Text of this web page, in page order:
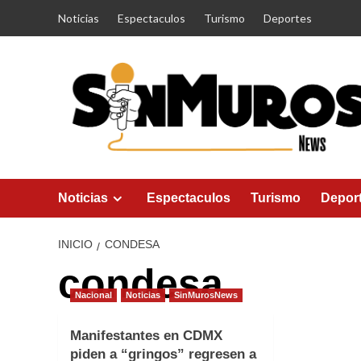
Noticias Espectaculos Turismo Deportes
Noticias Espectaculos Turismo
INICIO CONDESA
condesa
Nacional Noticias SinMurosNews
Manifestantes en CDMX
piden a “gringos” regresen a